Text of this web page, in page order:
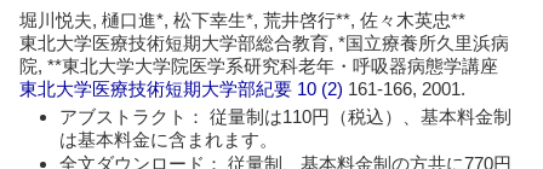
堀川悦夫, 樋口進*, 松下幸生*, 荒井啓行**, 佐々木英忠**
東北大学医療技術短期大学部総合教育, *国立療養所久里浜病
院, **東北大学大学院医学系研究科老年・呼吸器病態学講座
東北大学医療技術短期大学部紀要 10 (2) 161-166, 2001.
アブストラクト： 従量制は110円（税込）、基本料金制
は基本料金に含まれます。
全文ダウンロード： 従量制、基本料金制の方共に770円